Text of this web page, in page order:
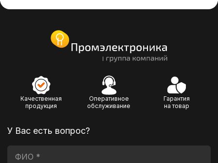
Качественная
продукция
Оперативное
обслуживание
Гарантия
на товар
У Вас есть вопрос?